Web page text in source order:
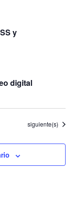
y
digital
Eventos
siguiente(s)